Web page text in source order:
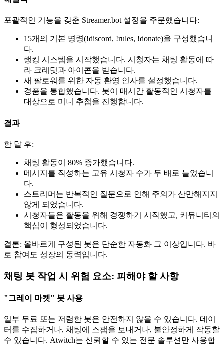
포괄적인 기능을 갖춘 Streamer.bot 설정을 주문했습니다:
15개의 기본 명령(!discord, !rules, !donate)을 구성했습니
다.
랭킹 시스템을 시작했습니다. 시청자는 채팅 활동에 따
라 크레딧과 아이콘을 받습니다.
새 팔로워를 위한 자동 환영 인사를 설정했습니다.
경품을 통합했습니다. 봇이 매시간 활동적인 시청자를
대상으로 미니 추첨을 진행합니다.
결과
한 달 후:
채팅 활동이 80% 증가했습니다.
메시지를 작성하는 고유 시청자 수가 두 배로 늘었습니
다.
스트리머는 반복적인 질문으로 인해 주의가 산만해지지
않게 되었습니다.
시청자들은 활동을 위해 경쟁하기 시작했고, 커뮤니티의
핵심이 형성되었습니다.
결론: 올바르게 구성된 봇은 단순한 자동화 그 이상입니다. 바
로 참여도 성장의 동력입니다.
채팅 봇 작업 시 위험 요소: 피해야 할 사항
"그레이 마켓" 봇 사용
일부 무료 또는 저렴한 봇은 안전하지 않을 수 있습니다. 데이
터를 수집하거나, 채팅에 스팸을 보내거나, 불안정하게 작동할
수 있습니다. Atwitch는 신뢰할 수 있는 전문 솔루션만 사용합